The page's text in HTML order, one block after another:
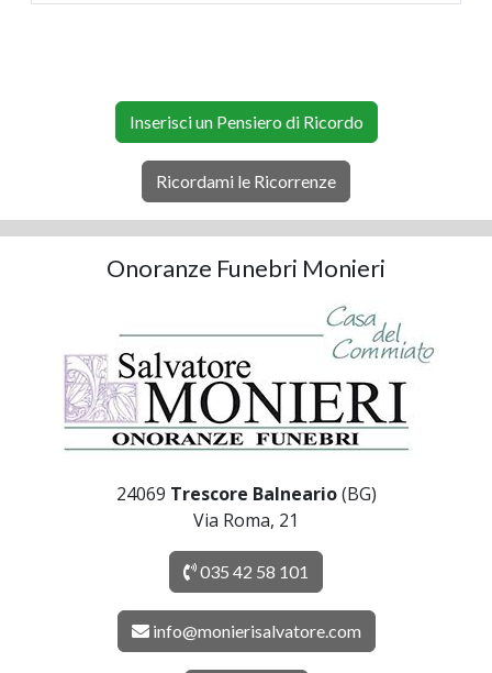
Inserisci un Pensiero di Ricordo
Ricordami le Ricorrenze
Onoranze Funebri Monieri
24069 Trescore Balneario(BG)
Via Roma, 21
035 42 58 101
info@monierisalvatore.com